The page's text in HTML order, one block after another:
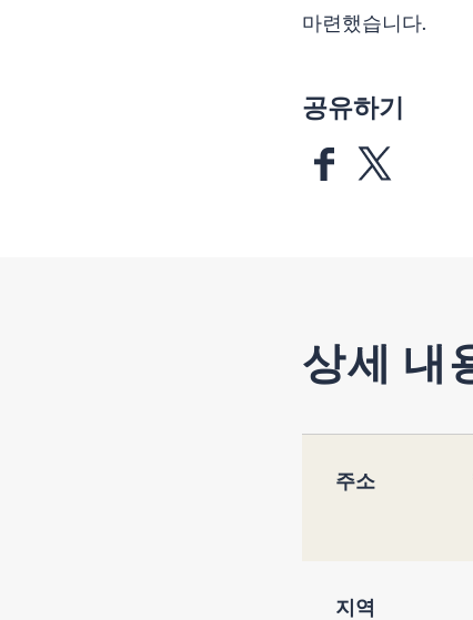
마련했습니다.
공유하기
상세 내
주소
지역